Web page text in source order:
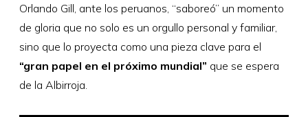
Orlando Gill, ante los peruanos, “saboreó” un momento
de gloria que no solo es un orgullo personal y familiar,
sino que lo proyecta como una pieza clave para el
“gran papel en el próximo mundial” que se espera
de la Albirroja.